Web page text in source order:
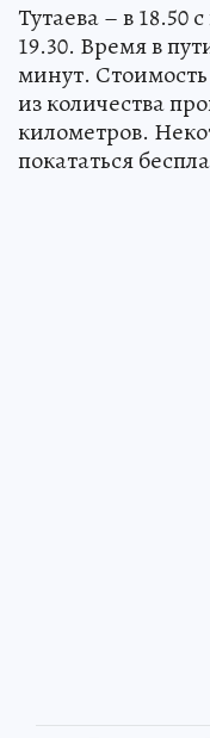
Тутаева – в 18.50
19.30. Время в
минут. Стоимость
из количества
километров.
покататься